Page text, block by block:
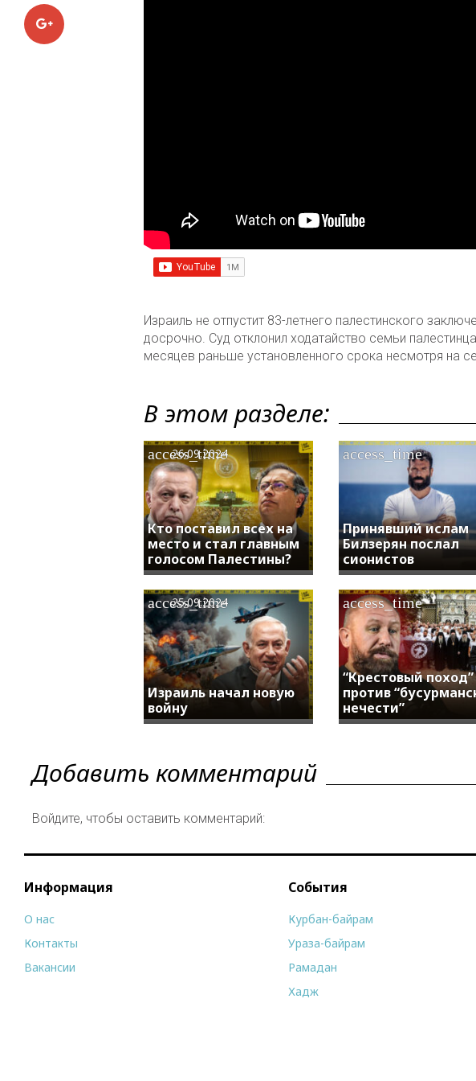
Google+
Израиль не отпустит 83-летнего палестинского
досрочно. Суд отклонил ходатайство семьи
месяцев раньше установленного срока несмотря на
В этом разделе:
Кто поставил всех на
место и стал главным
голосом Палестины?
access_time
26.09.2024
Принявший ислам
Билзерян послал
сионистов
access_time
Израиль начал новую
войну
access_time
25.09.2024
“Крестовый поход”
против
нечести”
access_time
Добавить комментарий
Войдите, чтобы оставить комментарий:
Информация
О нас
Контакты
Вакансии
События
Курбан-байрам
Ураза-байрам
Рамадан
Хадж